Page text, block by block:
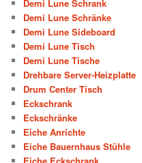
Demi Lune Schrank
Demi Lune Schränke
Demi Lune Sideboard
Demi Lune Tisch
Demi Lune Tische
Drehbare Server-Heizplatte
Drum Center Tisch
Eckschrank
Eckschränke
Eiche Anrichte
Eiche Bauernhaus Stühle
Eiche Eckschrank